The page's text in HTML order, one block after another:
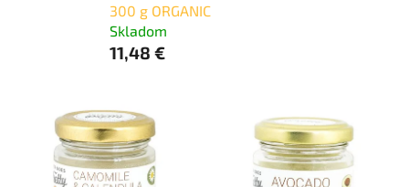
300 g ORGANIC
Skladom
11,48 €